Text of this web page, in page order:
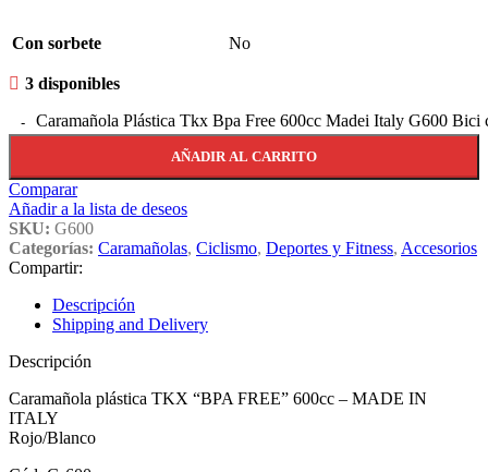
Con sorbete No
3 disponibles
Caramañola Plástica Tkx Bpa Free 600cc Madei Italy G600 Bici
AÑADIR AL CARRITO
Comparar
Añadir a la lista de deseos
SKU: G600
Categorías: Caramañolas, Ciclismo, Deportes y Fitness, Accesorios
Compartir:
Descripción
Shipping and Delivery
Descripción
Caramañola plástica TKX “BPA FREE” 600cc – MADE IN
ITALY
Rojo/Blanco